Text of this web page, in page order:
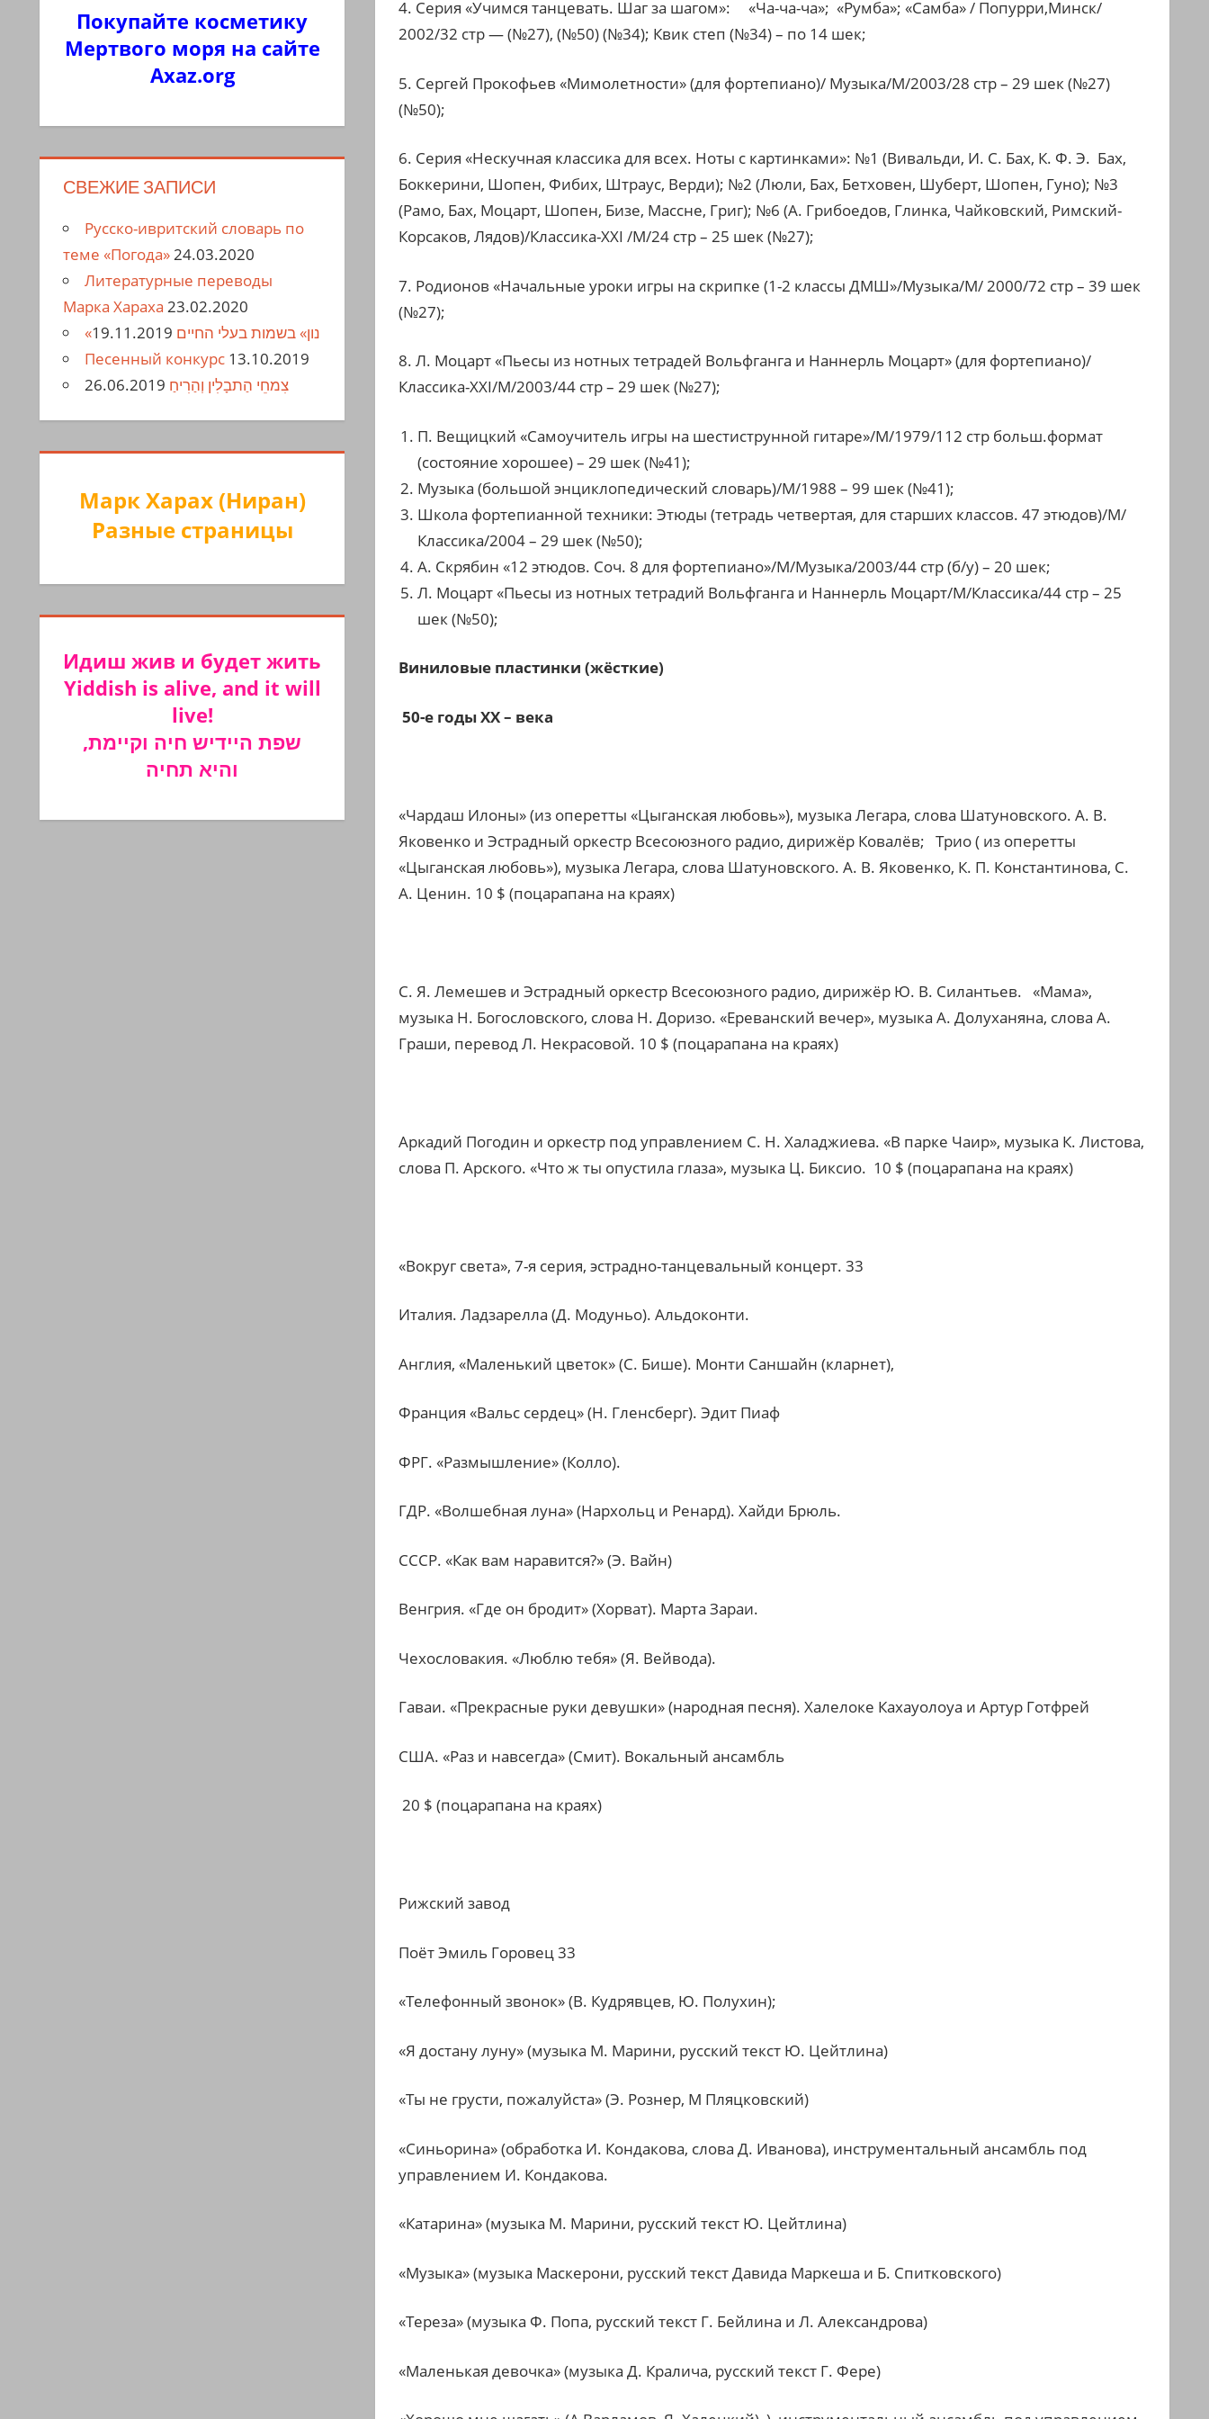
4. Серия «Учимся танцевать. Шаг за шагом»: «Ча-ча-ча»; «Румба»; «Самба» / Попурри,Минск/
2002/32 стр — (№27), (№50) (№34); Квик степ (№34) – по 14 шек;
5. Сергей Прокофьев «Мимолетности» (для фортепиано)/ Музыка/М/2003/28 стр – 29 шек (№27)
(№50);
6. Серия «Нескучная классика для всех. Ноты с картинками»: №1 (Вивальди, И. С. Бах, К. Ф. Э. Бах,
Боккерини, Шопен, Фибих, Штраус, Верди); №2 (Люли, Бах, Бетховен, Шуберт, Шопен, Гуно); №3
(Рамо, Бах, Моцарт, Шопен, Бизе, Массне, Григ); №6 (А. Грибоедов, Глинка, Чайковский, Римский-
Корсаков, Лядов)/Классика-XXI /М/24 стр – 25 шек (№27);
7. Родионов «Начальные уроки игры на скрипке (1-2 классы ДМШ»/Музыка/М/ 2000/72 стр – 39 шек
(№27);
8. Л. Моцарт «Пьесы из нотных тетрадей Вольфганга и Наннерль Моцарт» (для фортепиано)/
Классика-XXI/М/2003/44 стр – 29 шек (№27);
П. Вещицкий «Самоучитель игры на шестиструнной гитаре»/М/1979/112 стр больш.формат
(состояние хорошее) – 29 шек (№41);
Музыка (большой энциклопедический словарь)/М/1988 – 99 шек (№41);
Школа фортепианной техники: Этюды (тетрадь четвертая, для старших классов. 47 этюдов)/М/
Классика/2004 – 29 шек (№50);
А. Скрябин «12 этюдов. Соч. 8 для фортепиано»/М/Музыка/2003/44 стр (б/у) – 20 шек;
Л. Моцарт «Пьесы из нотных тетрадий Вольфганга и Наннерль Моцарт/М/Классика/44 стр – 25
шек (№50);
Виниловые пластинки (жёсткие)
50-е годы ХХ – века
«Чардаш Илоны» (из оперетты «Цыганская любовь»), музыка Легара, слова Шатуновского. А. В.
Яковенко и Эстрадный оркестр Всесоюзного радио, дирижёр Ковалёв; Трио ( из оперетты
«Цыганская любовь»), музыка Легара, слова Шатуновского. А. В. Яковенко, К. П. Константинова, С.
А. Ценин. 10 $ (поцарапана на краях)
С. Я. Лемешев и Эстрадный оркестр Всесоюзного радио, дирижёр Ю. В. Силантьев. «Мама»,
музыка Н. Богословского, слова Н. Доризо. «Ереванский вечер», музыка А. Долуханяна, слова А.
Граши, перевод Л. Некрасовой. 10 $ (поцарапана на краях)
Аркадий Погодин и оркестр под управлением С. Н. Халаджиева. «В парке Чаир», музыка К. Листова,
слова П. Арского. «Что ж ты опустила глаза», музыка Ц. Биксио. 10 $ (поцарапана на краях)
«Вокруг света», 7-я серия, эстрадно-танцевальный концерт. 33
Италия. Ладзарелла (Д. Модуньо). Альдоконти.
Англия, «Маленький цветок» (С. Бише). Монти Саншайн (кларнет),
Франция «Вальс сердец» (Н. Гленсберг). Эдит Пиаф
ФРГ. «Размышление» (Колло).
ГДР. «Волшебная луна» (Нархольц и Ренард). Хайди Брюль.
СССР. «Как вам наравится?» (Э. Вайн)
Венгрия. «Где он бродит» (Хорват). Марта Зараи.
Чехословакия. «Люблю тебя» (Я. Вейвода).
Гаваи. «Прекрасные руки девушки» (народная песня). Халелоке Кахауолоуа и Артур Готфрей
США. «Раз и навсегда» (Смит). Вокальный ансамбль
20 $ (поцарапана на краях)
Рижский завод
Поёт Эмиль Горовец 33
«Телефонный звонок» (В. Кудрявцев, Ю. Полухин);
«Я достану луну» (музыка М. Марини, русский текст Ю. Цейтлина)
«Ты не грусти, пожалуйста» (Э. Рознер, М Пляцковский)
«Синьорина» (обработка И. Кондакова, слова Д. Иванова), инструментальный ансамбль под
управлением И. Кондакова.
«Катарина» (музыка М. Марини, русский текст Ю. Цейтлина)
«Музыка» (музыка Маскерони, русский текст Давида Маркеша и Б. Спитковского)
«Тереза» (музыка Ф. Попа, русский текст Г. Бейлина и Л. Александрова)
«Маленькая девочка» (музыка Д. Кралича, русский текст Г. Фере)
Покупайте косметику
Мертвого моря на сайте
Axaz.org
СВЕЖИЕ ЗАПИСИ
Русско-ивритский словарь по
теме «Погода»24.03.2020
Литературные переводы
Марка Хараха 23.02.2020
«נון» בשמות בעלי החיים 19.11.2019
Песенный конкурс 13.10.2019
צִמחֵי הַתבָלִין וְהַרִיחַ 26.06.2019
Марк Харах (Ниран)
Разные страницы
Идиш жив и будет жить
Yiddish is alive, and it will
live!
שפת היידיש חיה וקיימת,
והיא תחיה